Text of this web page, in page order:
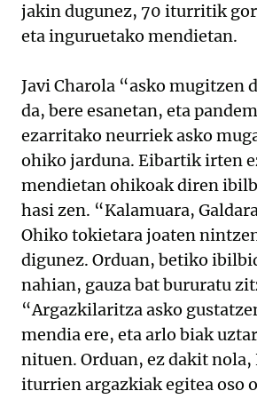
jakin dugunez, 70 iturritik
eta inguruetako mendietan.
Javi Charola “asko mugitzen
da, bere esanetan, eta
ezarritako neurriek asko
ohiko jarduna. Eibartik irten
mendietan ohikoak diren
hasi zen. “Kalamuara,
Ohiko tokietara joaten
digunez. Orduan, betiko
nahian, gauza bat bururatu
“Argazkilaritza asko
mendia ere, eta arlo biak
nituen. Orduan, ez dakit nola,
iturrien argazkiak egitea oso